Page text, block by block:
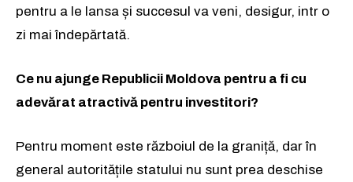
pentru a le lansa și succesul va veni, desigur, intr o
zi mai îndepărtată.
Ce nu ajunge Republicii Moldova pentru a fi cu
adevărat atractivă pentru investitori?
Pentru moment este războiul de la graniță, dar în
general autoritățile statului nu sunt prea deschise